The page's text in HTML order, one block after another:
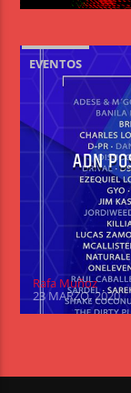
EVENTOS
ADN
Rafa Muñoz
23 MARZO, 2020